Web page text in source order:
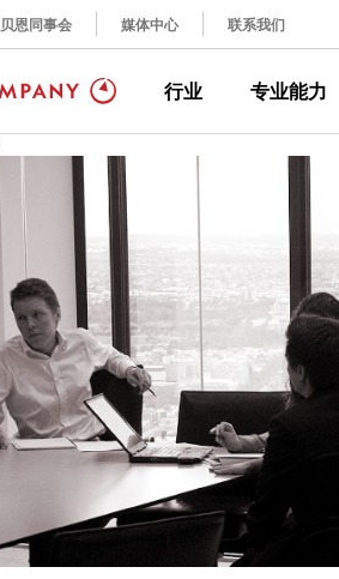
贝恩同事会 媒体中心 联系我们
行业 专业能力